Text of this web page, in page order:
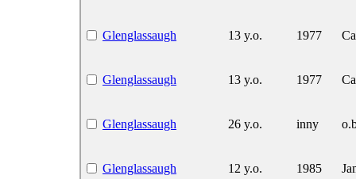
Glenglassaugh 13 y.o. 1977
Glenglassaugh 13 y.o. 1977
Glenglassaugh 26 y.o. inny
Glenglassaugh 12 y.o. 1985